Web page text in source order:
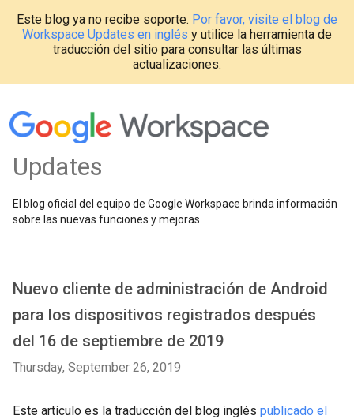
Este blog ya no recibe soporte. Por favor, visite el blog de
Workspace Updates en inglés y utilice la herramienta de
traducción del sitio para consultar las últimas
actualizaciones.
Updates
El blog oficial del equipo de Google Workspace brinda información
sobre las nuevas funciones y mejoras
Nuevo cliente de administración de Android
para los dispositivos registrados después
del 16 de septiembre de 2019
Thursday, September 26, 2019
Este artículo es la traducción del blog inglés publicado el